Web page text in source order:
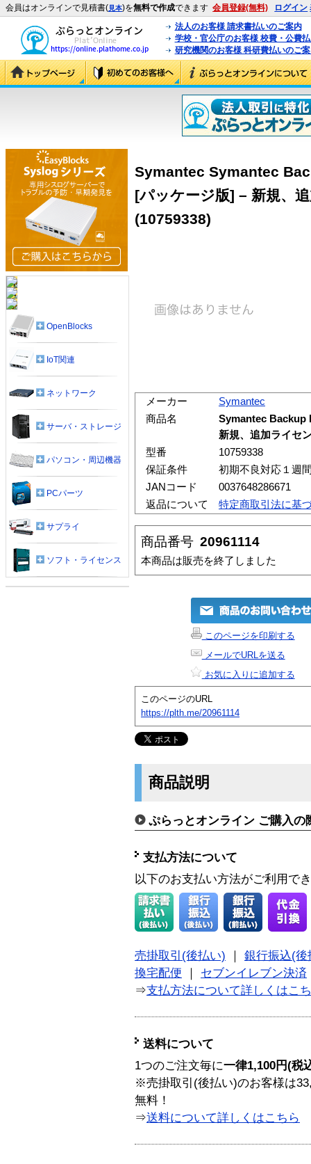
会員はオンラインで見積書(見本)を無料で作成できます 会員登録(無料) ログイン
法人のお客様 請求書払いのご案内
学校・官公庁のお客様 校費・公費
研究機関のお客様 科研費払いのご
Symantec Symantec
[パッケージ版] – 新規、
(10759338)
メーカー
Symantec
商品名
Symantec Backup
新規、追加ライセ
型番
10759338
保証条件
初期不良対応１週
JANコード
0037648286671
返品について
特定商取引法に基
商品番号 20961114
本商品は販売を終了しました
このページを印刷する
メールでURLを送る
お気に入りに追加する
このページのURL
https://plth.me/20961114
商品説明
ぷらっとオンライン ご購入の
支払方法について
以下のお支払い方法がご利用で
売掛取引(後払い)
銀行振込(後
換宅配便
セブンイレブン決済
⇒支払方法について詳しくはこ
送料について
1つのご注文毎に一律1,100円(税
※売掛取引(後払い)のお客様は
無料！
⇒送料について詳しくはこちら
OpenBlocks
IoT関連
ネットワーク
サーバ・ストレージ
パソコン・周辺機器
PCパーツ
サプライ
ソフト・ライセンス